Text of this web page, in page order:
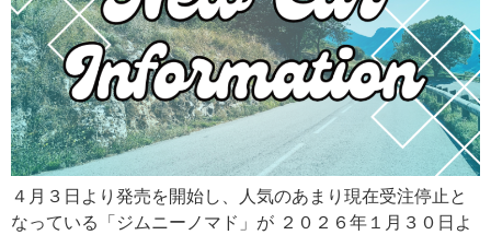
４月３日より発売を開始し、人気のあまり現在受注停止と
なっている「ジムニーノマド」が ２０２６年１月３０日よ